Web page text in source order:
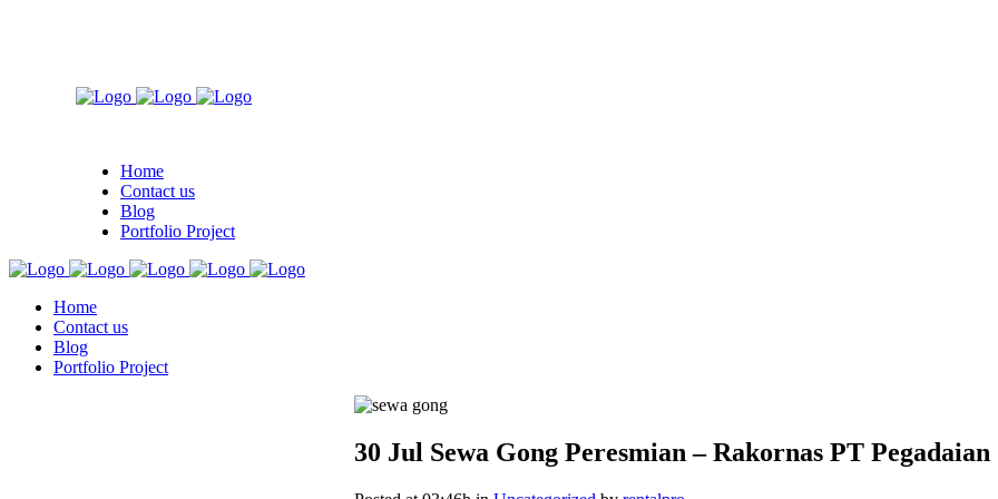
Home
Contact us
Blog
Portfolio Project
Home
Contact us
Blog
Portfolio Project
30 Jul Sewa Gong Peresmian – Rakornas PT Pegadaian